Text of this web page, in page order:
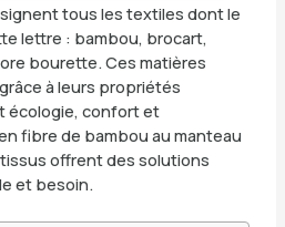
tous les textiles dont le
lettre : bambou, brocart,
bourette. Ces matières
à leurs propriétés
écologie, confort et
fibre de bambou au manteau
offrent des solutions
et besoin.